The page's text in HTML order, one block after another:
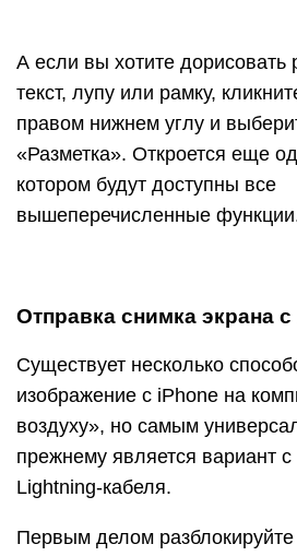
А если вы хотите дорисовать
текст, лупу или рамку,
правом нижнем углу и
«Разметка». Откроется еще
котором будут доступны все
вышеперечисленные
Отправка снимка экрана
Существует несколько
изображение с iPhone на
воздуху», но самым
прежнему является вариант
Lightning-кабеля.
Первым делом